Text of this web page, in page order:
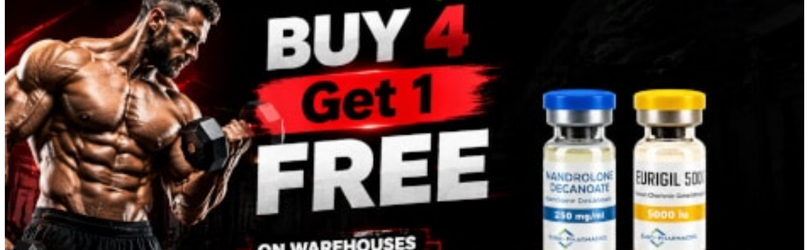
Epitalon
Folistatina
GHK-CU
GHRP-2
GHRP-6
Glutationa
Hexarelina
HGH-Fragment
IGF
Ipamorelin
Levocarnitina (L-Carnitina)
Peptídeos (M-Z)